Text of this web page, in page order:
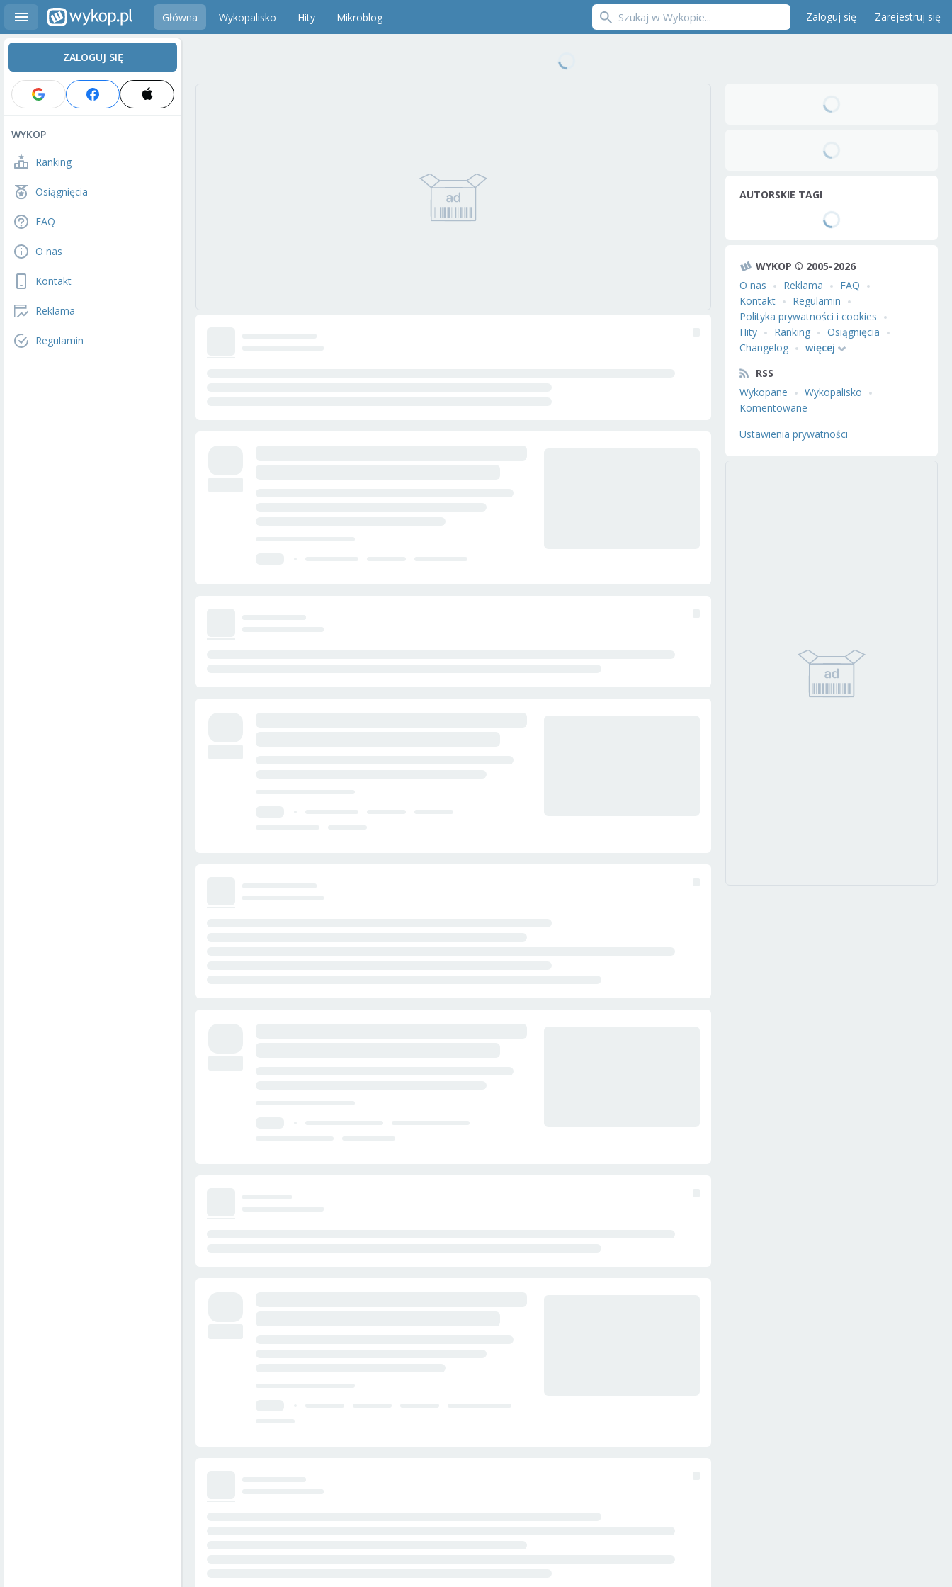
Główna Wykopalisko Hity Mikroblog Zaloguj się Zarejestruj się
ZALOGUJ SIĘ
WYKOP
Ranking
Osiągnięcia
FAQ
O nas
Kontakt
Reklama
Regulamin
AUTORSKIE TAGI
WYKOP © 2005-2026
O nas
Reklama
FAQ
Kontakt
Regulamin
Polityka prywatności i cookies
Hity
Ranking
Osiągnięcia
Changelog
więcej
RSS
Wykopane
Wykopalisko
Komentowane
Ustawienia prywatności